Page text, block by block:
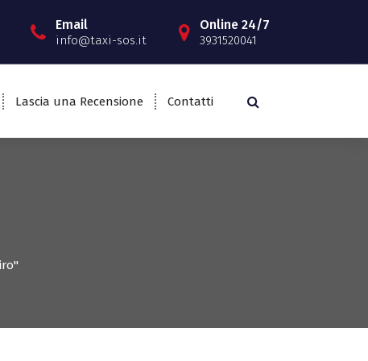
Email
info@taxi-sos.it
Online 24/7
3931520041
Lascia una Recensione Contatti